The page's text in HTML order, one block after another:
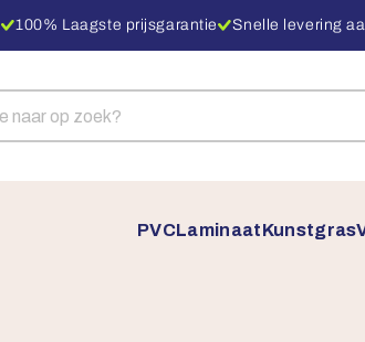
100% Laagste prijsgarantie Snelle levering
PVCLaminaatKunstgras